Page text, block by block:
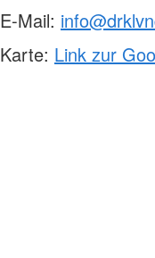
E-Mail:
Karte: Link zur